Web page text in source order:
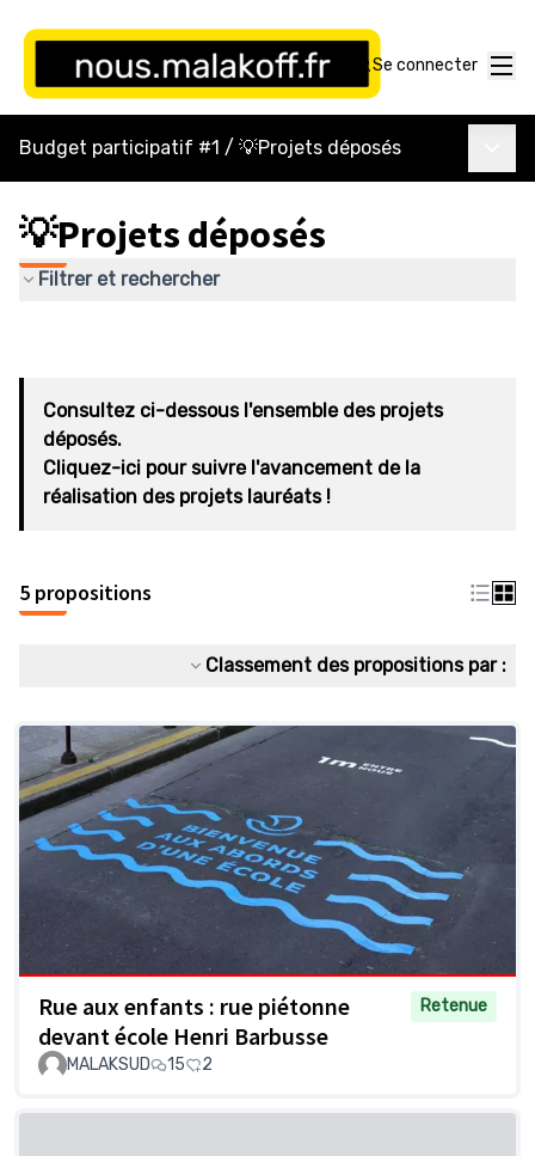
Se connecter
Budget participatif #1 / 💡Projets déposés
💡Projets déposés
Filtrer et rechercher
Consultez ci-dessous l'ensemble des projets
déposés.
Cliquez-ici pour suivre l'avancement de la
réalisation des projets lauréats !
5 propositions
Classement des propositions par :
Rue aux enfants : rue piétonne
devant école Henri Barbusse
Retenue
MALAKSUD 15 2